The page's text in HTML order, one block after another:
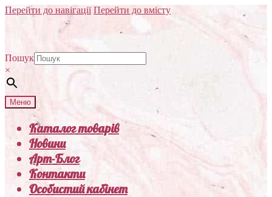
Перейти до навігації Перейти до вмісту
Пошук
×
Меню
Каталог товарів
Новини
Арт-Блог
Контакти
Особистий кабінет